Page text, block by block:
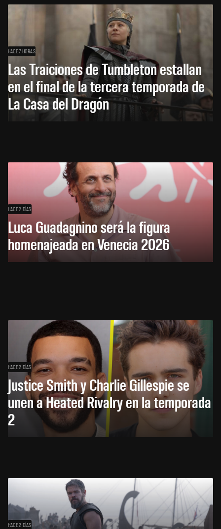
HACE 7 HORAS
Las Traiciones de Tumbleton estallan
en el final de la tercera temporada de
La Casa del Dragón
HACE 2 DÍAS
Luca Guadagnino será la figura
homenajeada en Venecia 2026
HACE 2 DÍAS
Justice Smith y Charlie Gillespie se
unen a Heated Rivalry en la temporada
2
HACE 2 DÍAS